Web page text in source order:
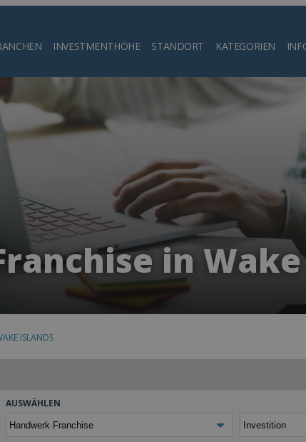
INVESTMENTHÖHE STANDORT KATEGORIEN
Suchen
in
ISLANDS
AUSWÄHLEN